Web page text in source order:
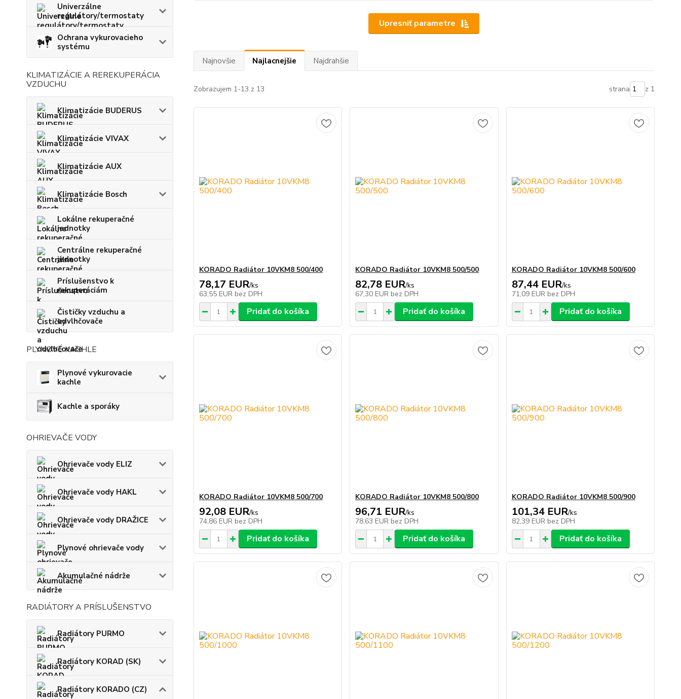
Univerzálne
regulátory/termostaty
Ochrana vykurovacieho
systému
KLIMATIZÁCIE A REREKUPERÁCIA
VZDUCHU
Klimatizácie BUDERUS
Klimatizácie VIVAX
Klimatizácie AUX
Klimatizácie Bosch
Lokálne rekuperačné
jednotky
Centrálne rekuperačné
jednotky
Príslušenstvo k
rekuperáciám
Čističky vzduchu a
odvlhčovače
PLYNOVÉ KACHLE
Plynové vykurovacie
kachle
Kachle a sporáky
OHRIEVAČE VODY
Ohrievače vody ELIZ
Ohrievače vody HAKL
Ohrievače vody DRAŽICE
Plynové ohrievače vody
Akumulačné nádrže
RADIÁTORY A PRÍSLUŠENSTVO
Radiátory PURMO
Radiátory KORAD (SK)
Radiátory KORADO (CZ)
Upresniť parametre
Najnovšie Najlacnejšie Najdrahšie
Zobrazujem 1-13 z 13 strana z 1
KORADO Radiátor 10VKM8 500/400
78,17 EUR/ks
63,55 EUR bez DPH
Pridať do košíka
KORADO Radiátor 10VKM8 500/500
82,78 EUR/ks
67,30 EUR bez DPH
Pridať do košíka
KORADO Radiátor 10VKM8 500/600
87,44 EUR/ks
71,09 EUR bez DPH
Pridať do košíka
KORADO Radiátor 10VKM8 500/700
92,08 EUR/ks
74,86 EUR bez DPH
Pridať do košíka
KORADO Radiátor 10VKM8 500/800
96,71 EUR/ks
78,63 EUR bez DPH
Pridať do košíka
KORADO Radiátor 10VKM8 500/900
101,34 EUR/ks
82,39 EUR bez DPH
Pridať do košíka